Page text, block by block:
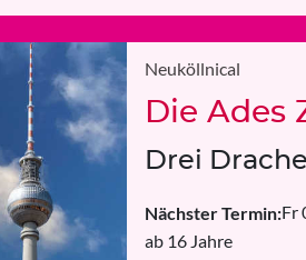
Neuköllnical
Die Ades
Drei
Nächster Termin:Fr
ab 16 Jahre